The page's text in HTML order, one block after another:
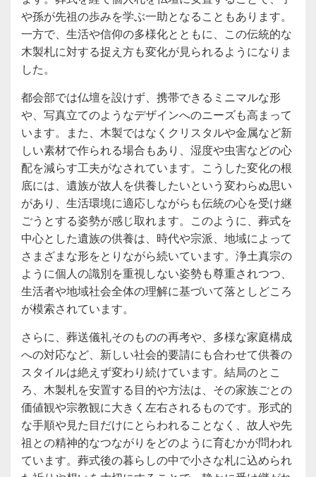
や孫が先祖の歩みを学ぶ一助となることもあります。
一方で、生活や信仰の多様化とともに、この伝統的な
木製札に対する捉え方も変化が見られるようになりま
した。
都会部では仏壇を設けず、携帯できるミニマルな形
や、写真立てのようなデザインへのニーズも高まって
います。また、木製ではなくクリスタルや金属など新
しい素材で作られる場合もあり、湿度や虫害などの心
配を減らす工夫がなされています。こうした変化の根
底には、遺族が故人を供養したいという変わらぬ思い
があり、生活環境に適応しながらも伝統の心を受け継
ごうとする姿勢が感じ取れます。このように、葬式を
中心とした遺族の供養は、時代や宗派、地域によって
さまざまな形をとりながら続いています。浄土真宗の
ように個人の識別を重視しない姿勢も尊重されつつ、
生活者や地域社会全体の理解に基づいて落としどころ
が模索されています。
さらに、葬送儀礼そのものの再考や、多様な家庭構成
への対応など、新しい社会的要請にも合わせて供養の
スタイルは絶えず変わり続けています。結局のとこ
ろ、木製札を安置する目的や方法は、その家族ごとの
価値観や宗教観に大きく左右されるものです。形式的
な手順や見た目だけにとらわれることなく、故人や先
祖との精神的なつながりをどのように育むかが問われ
ています。葬式後の暮らしの中で小さな札に込められ